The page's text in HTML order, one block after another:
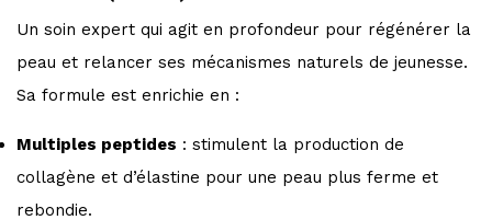
Un soin expert qui agit en profondeur pour régénérer la
peau et relancer ses mécanismes naturels de jeunesse.
Sa formule est enrichie en :
Multiples peptides : stimulent la production de
collagène et d’élastine pour une peau plus ferme et
rebondie.